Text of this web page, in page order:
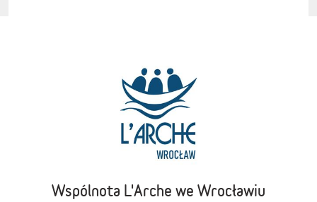
Wspólnota L'Arche we Wrocławiu